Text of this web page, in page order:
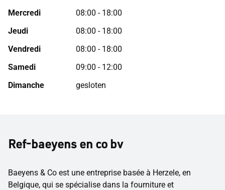
Mercredi
08:00 - 18:00
Jeudi
08:00 - 18:00
Vendredi
08:00 - 18:00
Samedi
09:00 - 12:00
Dimanche
gesloten
Ref-baeyens en co bv
Baeyens & Co est une entreprise basée à Herzele, en
Belgique, qui se spécialise dans la fourniture et